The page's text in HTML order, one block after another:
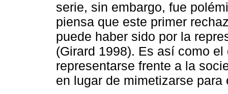
serie, sin embargo, fue
piensa que este primer
puede haber sido por la
(Girard 1998). Es así como
representarse frente a la
en lugar de mimetizarse